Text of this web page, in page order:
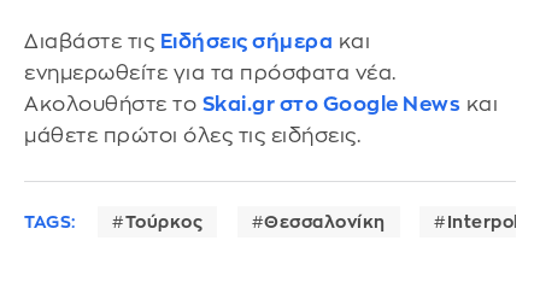
Διαβάστε τις Ειδήσεις σήμερα και
ενημερωθείτε για τα πρόσφατα νέα.
Ακολουθήστε το Skai.gr στο Google News και
μάθετε πρώτοι όλες τις ειδήσεις.
TAGS: Τούρκος Θεσσαλονίκη Interpol